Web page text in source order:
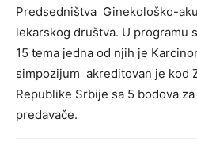
Predsedništva Ginekološko-
lekarskog društva. U programu
15 tema jedna od njih je
simpozijum akreditovan je kod
Republike Srbije sa 5 bodova
predavače.